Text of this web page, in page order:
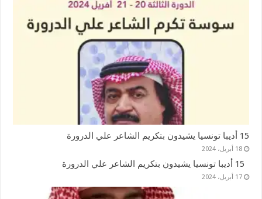
15 أديبا تونسيا يشيدون بتكريم الشاعر علي الدرورة
18 أبريل، 2024
17 أبريل، 2024